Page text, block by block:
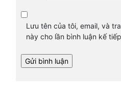
Lưu tên của tôi, email, và
này cho lần bình luận kế